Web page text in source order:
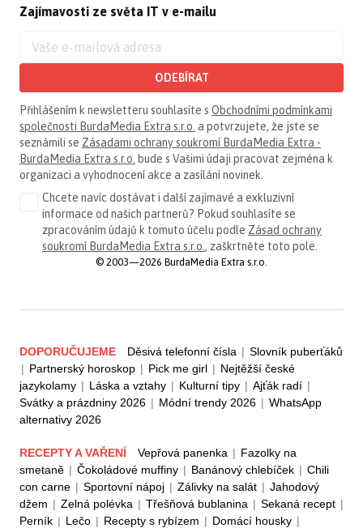
Zajímavosti ze světa IT v e-mailu
ODEBÍRAT
Přihlášením k newsletteru souhlasíte s Obchodními podmínkami
společnosti BurdaMedia Extra s.r.o. a potvrzujete, že jste se
seznámili se Zásadami ochrany soukromí BurdaMedia Extra -
BurdaMedia Extra s.r.o. bude s Vašimi údaji pracovat zejména k
organizaci a vyhodnocení akce a zasílání novinek.
Chcete navíc dostávat i další zajímavé a exkluzivní
informace od našich partnerů? Pokud souhlasíte se
zpracováním údajů k tomuto účelu podle Zásad ochrany
soukromí BurdaMedia Extra s.r.o. , zaškrtněte toto pole.
© 2003—2026 BurdaMedia Extra s.r.o.
DOPORUČUJEME Děsivá telefonní čísla | Slovník puberťáků
| Partnerský horoskop | Pick me girl | Nejtěžší české
jazykolamy | Láska a vztahy | Kulturní tipy | Ajťák radí |
Svátky a prázdniny 2026 | Módní trendy 2026 | WhatsApp
alternativy 2026
RECEPTY A VAŘENÍ Vepřová panenka | Fazolky na
smetaně | Čokoládové muffiny | Banánový chlebíček | Chili
con carne | Sportovní nápoj | Zálivky na salát | Jahodový
džem | Zelná polévka | Třešňová bublanina | Sekaná recept |
Perník | Lečo | Recepty s rybízem | Domácí housky |